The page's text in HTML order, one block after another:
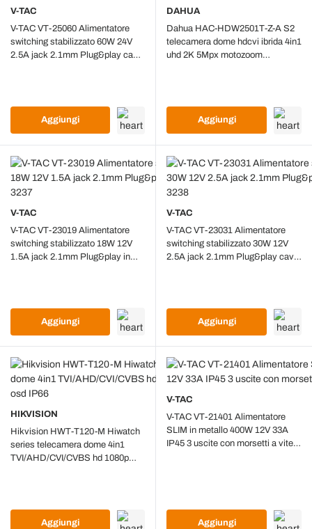
V-TAC
V-TAC VT-25060 Alimentatore
switching stabilizzato 60W 24V
2.5A jack 2.1mm Plug&play cavo
Aggiungi
DAHUA
Dahua HAC-HDW2501T-Z-A S2
telecamera dome hdcvi ibrida 4in1
uhd 2K 5Mpx motozoom
Aggiungi
V-TAC
V-TAC VT-23019 Alimentatore
switching stabilizzato 18W 12V
1.5A jack 2.1mm Plug&play in
Aggiungi
V-TAC
V-TAC VT-23031 Alimentatore
switching stabilizzato 30W 12V
2.5A jack 2.1mm Plug&play cavo
Aggiungi
HIKVISION
Hikvision HWT-T120-M Hiwatch
series telecamera dome 4in1
TVI/AHD/CVI/CVBS hd 1080p
Aggiungi
V-TAC
V-TAC VT-21401 Alimentatore
SLIM in metallo 400W 12V 33A
IP45 3 uscite con morsetti a vite -
Aggiungi